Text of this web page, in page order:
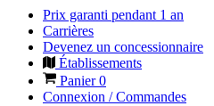
Prix garanti pendant 1 an
Carrières
Devenez un concessionnaire
Établissements
Panier0
Connexion / Commandes